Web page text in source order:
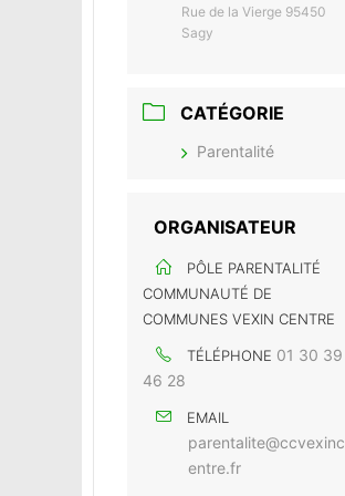
Rue de la Vierge 95450
Sagy
CATÉGORIE
Parentalité
ORGANISATEUR
PÔLE PARENTALITÉ
COMMUNAUTÉ DE
COMMUNES VEXIN CENTRE
TÉLÉPHONE 01 30 39
46 28
EMAIL
parentalite@ccvexinc
entre.fr